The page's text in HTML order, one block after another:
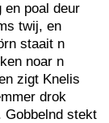
en poal deur
twij, en
staait n
noar n
zigt Knelis
drok
Gobbelnd stekt